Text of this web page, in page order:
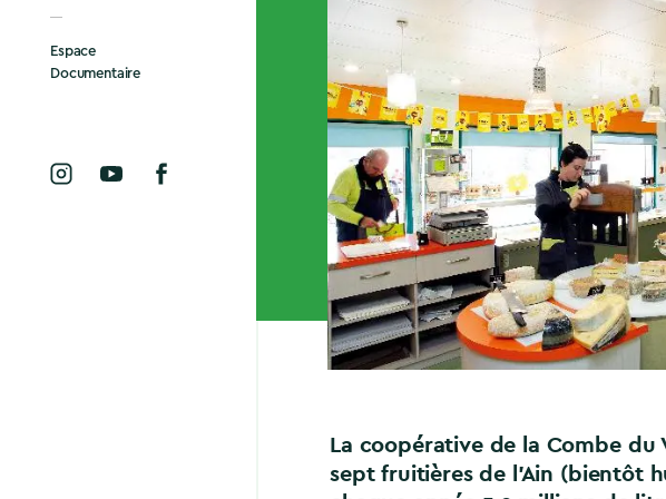
Espace
Documentaire
La coopérative de la Combe du
sept fruitières de l’Ain (bientôt